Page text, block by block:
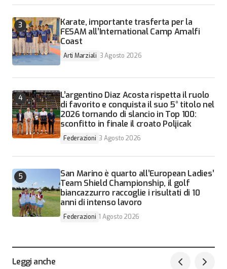
Karate, importante trasferta per la
FESAM all’International Camp Amalfi
Coast
Arti Marziali 3 Agosto 2026
L’argentino Diaz Acosta rispetta il ruolo
di favorito e conquista il suo 5° titolo nel
2026 tornando di slancio in Top 100:
sconfitto in finale il croato Poljicak
Federazioni 3 Agosto 2026
San Marino è quarto all’European Ladies’
Team Shield Championship, il golf
biancazzurro raccoglie i risultati di 10
anni di intenso lavoro
Federazioni 1 Agosto 2026
Leggi anche